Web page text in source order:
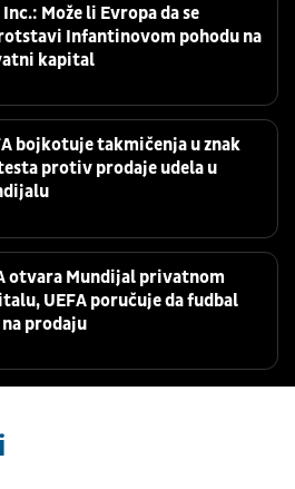
Može li Evropa da se
Infantinovom pohodu na
kapital
bojkotuje takmičenja u znak
protiv prodaje udela u
otvara Mundijal privatnom
UEFA poručuje da fudbal
prodaju